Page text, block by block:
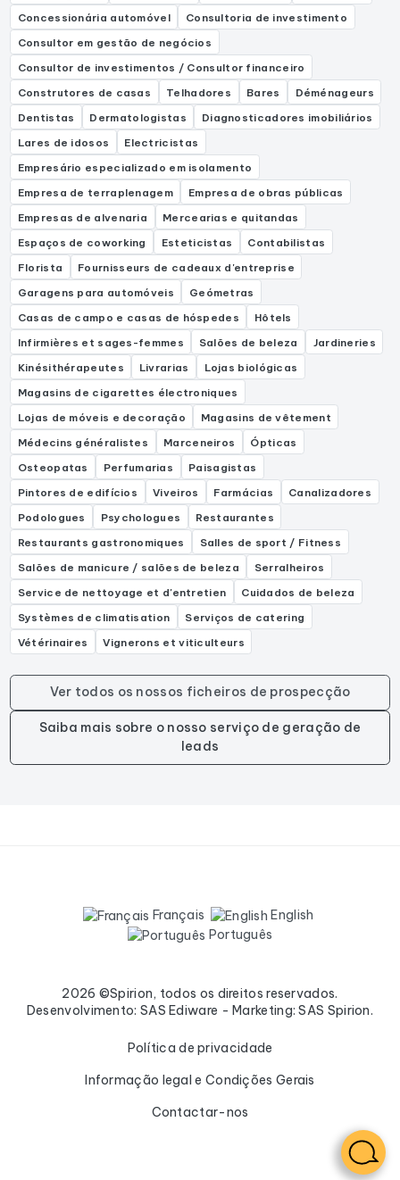
Concessionária automóvel
Consultoria de investimento
Consultor em gestão de negócios
Consultor de investimentos / Consultor financeiro
Construtores de casas
Telhadores Bares
Déménageurs
Dentistas
Dermatologistas
Diagnosticadores imobiliários
Lares de idosos
Electricistas
Empresário especializado em isolamento
Empresa de terraplenagem
Empresa de obras públicas
Empresas de alvenaria
Mercearias e quitandas
Espaços de coworking
Esteticistas
Contabilistas
Florista
Fournisseurs de cadeaux d'entreprise
Garagens para automóveis
Geómetras
Casas de campo e casas de hóspedes
Hôtels
Infirmières et sages-femmes
Salões de beleza
Jardineries
Kinésithérapeutes
Livrarias
Lojas biológicas
Magasins de cigarettes électroniques
Lojas de móveis e decoração
Magasins de vêtement
Médecins généralistes
Marceneiros
Ópticas
Osteopatas
Perfumarias
Paisagistas
Pintores de edifícios
Viveiros Farmácias
Canalizadores
Podologues
Psychologues
Restaurantes
Restaurants gastronomiques
Salles de sport / Fitness
Salões de manicure / salões de beleza
Serralheiros
Service de nettoyage et d'entretien
Cuidados de beleza
Systèmes de climatisation
Serviços de catering
Vétérinaires
Vignerons et viticulteurs
Ver todos os nossos ficheiros de prospecção
Saiba mais sobre o nosso serviço de geração de
leads
Français
English
Português
2026 ©Spirion, todos os direitos reservados.
Desenvolvimento: SAS Ediware - Marketing: SAS Spirion.
Política de privacidade
Informação legal e Condições Gerais
Contactar-nos